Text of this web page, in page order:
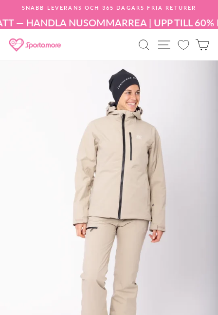
innehållet
Pausa
bildspelet
SNABB LEVERANS OCH 365 DAGARS FRIA RETURER
— HANDLA NUSOMMARREA | UPP TILL 60%